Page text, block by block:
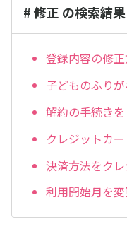
# 修正 の検索結果
登録内容の修
子どものふり
解約の手続き
クレジットカ
決済方法をク
利用開始月を